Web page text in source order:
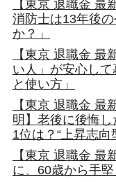
【東京 退職金 最
消防士は13年後
か？」
【東京 退職金 最
い人」が安心し
と使い方」
【東京 退職金 最
明】老後に後悔
1位は？“上昇志向
【東京 退職金 最
に、60歳から手